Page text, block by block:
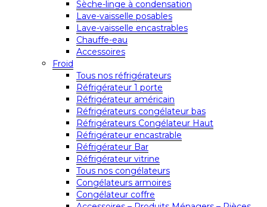
Sèche-linge à condensation
Lave-vaisselle posables
Lave-vaisselle encastrables
Chauffe-eau
Accessoires
Froid
Tous nos réfrigérateurs
Réfrigérateur 1 porte
Réfrigérateur américain
Réfrigérateurs congélateur bas
Réfrigérateurs Congélateur Haut
Réfrigérateur encastrable
Réfrigérateur Bar
Réfrigérateur vitrine
Tous nos congélateurs
Congélateurs armoires
Congélateur coffre